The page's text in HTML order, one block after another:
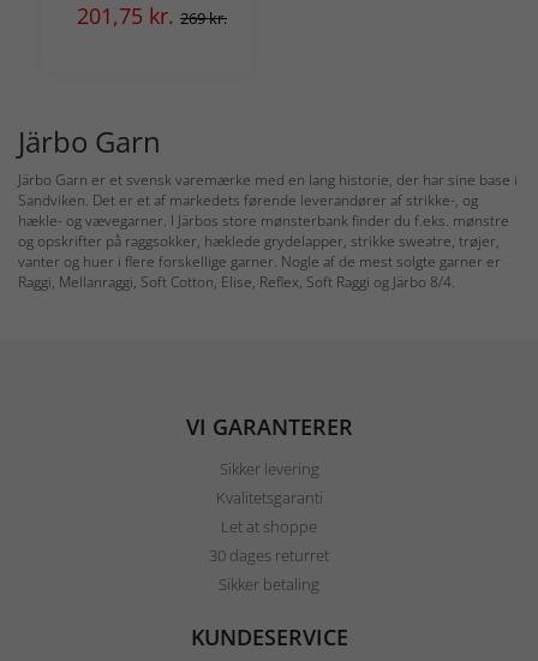
201,75 kr. 269 kr.
Järbo Garn
Järbo Garn er et svensk varemærke med en lang historie, der har sine base i
Sandviken. Det er et af markedets førende leverandører af strikke-, og
hækle- og vævegarner. I Järbos store mønsterbank finder du f.eks. mønstre
og opskrifter på raggsokker, hæklede grydelapper, strikke sweatre, trøjer,
vanter og huer i flere forskellige garner. Nogle af de mest solgte garner er
Raggi, Mellanraggi, Soft Cotton, Elise, Reflex, Soft Raggi og Järbo 8/4.
VI GARANTERER
Sikker levering
Kvalitetsgaranti
Let at shoppe
30 dages returret
Sikker betaling
KUNDESERVICE